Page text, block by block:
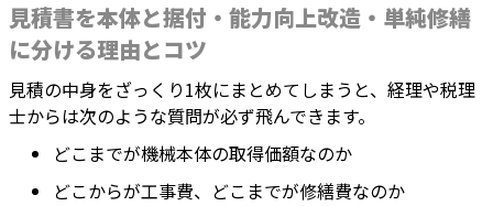
見積書を本体と据付・能力向上改造・単純修繕
に分ける理由とコツ
見積の中身をざっくり1枚にまとめてしまうと、経理や税理
士からは次のような質問が必ず飛んできます。
どこまでが機械本体の取得価額なのか
どこからが工事費、どこまでが修繕費なのか